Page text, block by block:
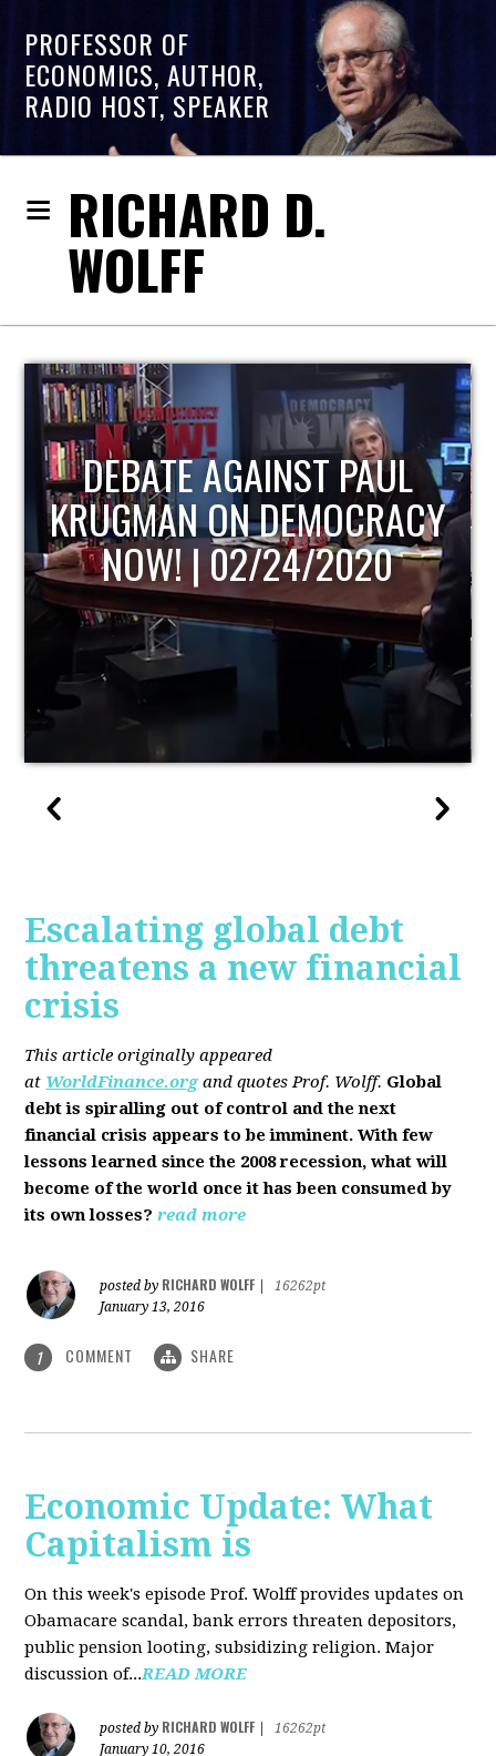
PROFESSOR OF
ECONOMICS, AUTHOR,
RADIO HOST, SPEAKER
RICHARD D.
WOLFF
HOST OF ECONOMIC
UPDATE
Escalating global debt
threatens a new financial
crisis
This article originally appeared
at WorldFinance.organd quotes Prof. Wolff. Global
debt is spiralling out of control and the next
financial crisis appears to be imminent. With few
lessons learned since the 2008 recession, what will
become of the world once it has been consumed by
its own losses? read more
posted by RICHARD WOLFF
16262pt
January 13, 2016
1 COMMENT SHARE
Economic Update: What
Capitalism is
On this week's episode Prof. Wolff provides updates on
Obamacare scandal, bank errors threaten depositors,
public pension looting, subsidizing religion. Major
discussion of...READ MORE
posted by RICHARD WOLFF
16262pt
January 10, 2016